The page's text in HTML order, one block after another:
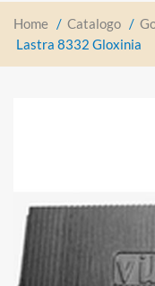
Home / Catalogo /
Lastra 8332 Gloxinia